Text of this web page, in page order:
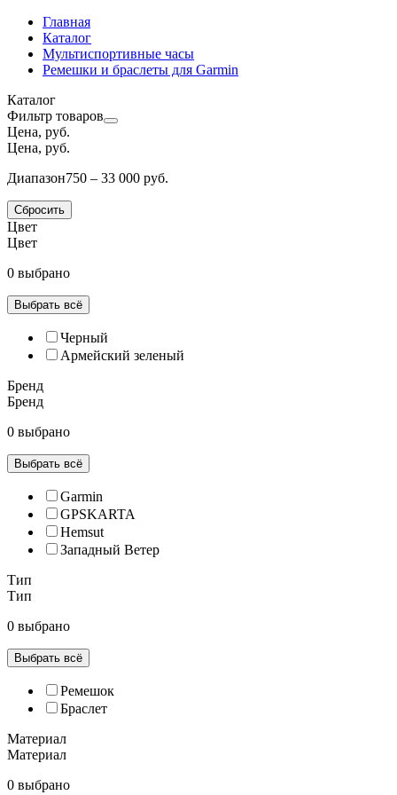
Главная
Каталог
Мультиспортивные часы
Ремешки и браслеты для Garmin
Каталог
Фильтр товаров
Цена, руб.
Цена, руб.
Диапазон750 – 33 000 руб.
Сбросить
Цвет
Цвет
0 выбрано
Выбрать всё
Черный
Армейский зеленый
Бренд
Бренд
0 выбрано
Выбрать всё
Garmin
GPSKARTA
Hemsut
Западный Ветер
Тип
Тип
0 выбрано
Выбрать всё
Ремешок
Браслет
Материал
Материал
0 выбрано